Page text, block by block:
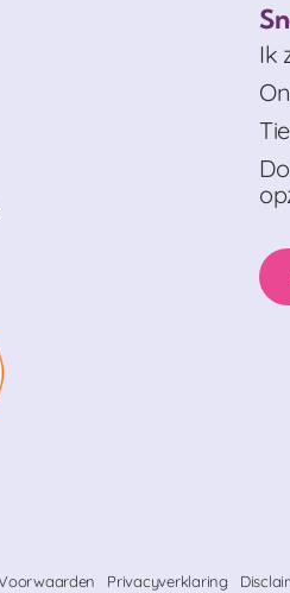
Ik
Privacyverklaring